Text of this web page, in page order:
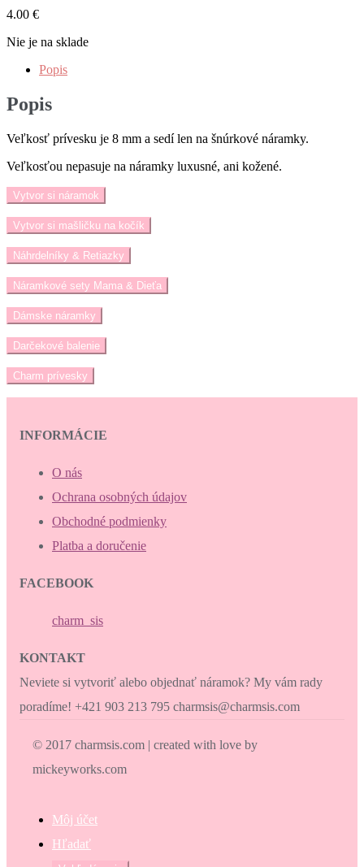
4.00 €
Nie je na sklade
Popis
Popis
Veľkosť prívesku je 8 mm a sedí len na šnúrkové náramky.
Veľkosťou nepasuje na náramky luxusné, ani kožené.
Vytvor si náramok
Vytvor si mašličku na kočík
Náhrdelníky & Retiazky
Náramkové sety Mama & Dieťa
Dámske náramky
Darčekové balenie
Charm prívesky
INFORMÁCIE
O nás
Ochrana osobných údajov
Obchodné podmienky
Platba a doručenie
FACEBOOK
charm_sis
KONTAKT
Neviete si vytvoriť alebo objednať náramok? My vám rady
poradíme! +421 903 213 795 charmsis@charmsis.com
© 2017 charmsis.com | created with love by
mickeyworks.com
Môj účet
Hľadať